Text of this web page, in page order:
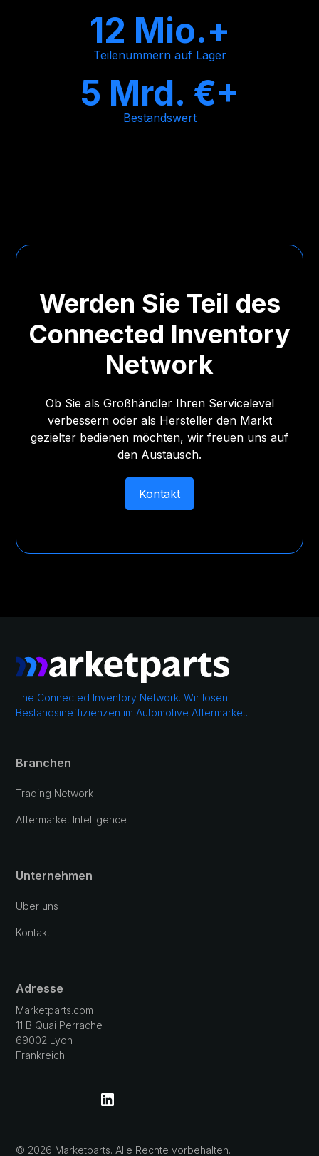
12 Mio.+
Teilenummern auf Lager
5 Mrd. €+
Bestandswert
Werden Sie Teil des
Connected Inventory
Network
Ob Sie als Großhändler Ihren Servicelevel
verbessern oder als Hersteller den Markt
gezielter bedienen möchten, wir freuen uns auf
den Austausch.
Kontakt
The Connected Inventory Network. Wir lösen
Bestandsineffizienzen im Automotive Aftermarket.
Branchen
Trading Network
Aftermarket Intelligence
Unternehmen
Über uns
Kontakt
Adresse
Marketparts.com
11 B Quai Perrache
69002 Lyon
Frankreich
© 2026 Marketparts. Alle Rechte vorbehalten.